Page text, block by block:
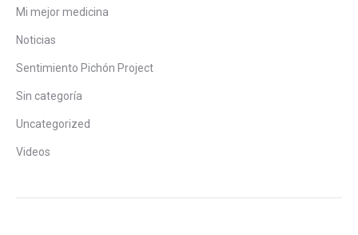
Mi mejor medicina
Noticias
Sentimiento Pichón Project
Sin categoría
Uncategorized
Videos